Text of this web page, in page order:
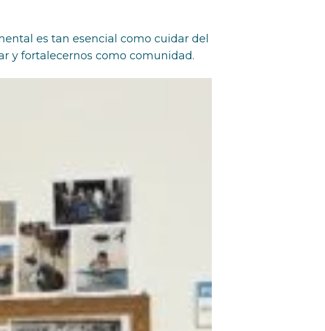
es tan esencial como cuidar del
y fortalecernos como comunidad.